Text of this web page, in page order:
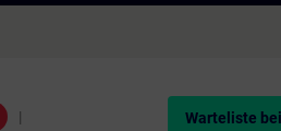
Warteliste